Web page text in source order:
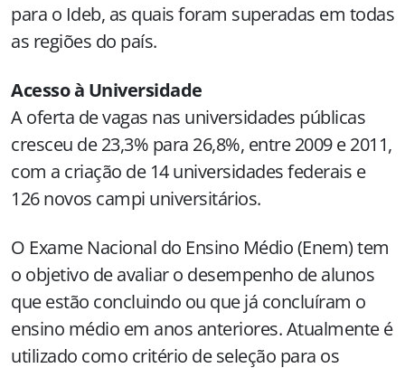
para o Ideb, as quais foram superadas em todas
as regiões do país.
Acesso à Universidade
A oferta de vagas nas universidades públicas
cresceu de 23,3% para 26,8%, entre 2009 e 2011,
com a criação de 14 universidades federais e
126 novos campi universitários.
O Exame Nacional do Ensino Médio (Enem) tem
o objetivo de avaliar o desempenho de alunos
que estão concluindo ou que já concluíram o
ensino médio em anos anteriores. Atualmente é
utilizado como critério de seleção para os